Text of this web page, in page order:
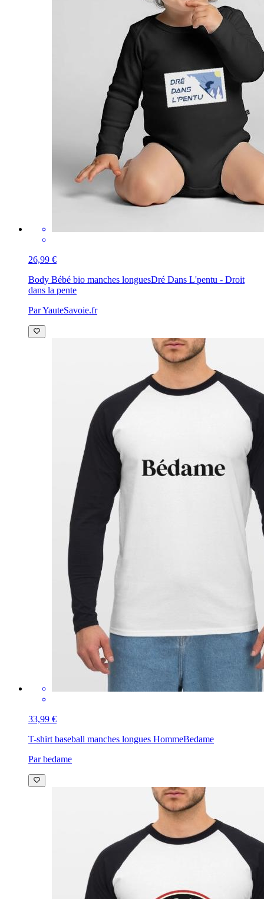
26,99 €
Body Bébé bio manches longuesDré Dans L'pentu - Droit
dans la pente
Par YauteSavoie.fr
33,99 €
T-shirt baseball manches longues HommeBedame
Par bedame